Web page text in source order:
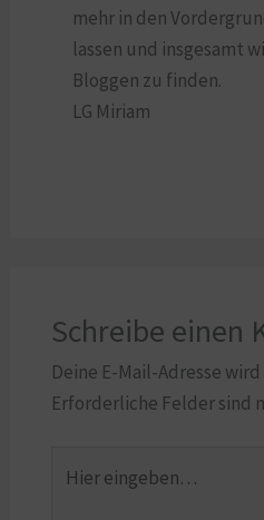
mehr in den
lassen und insgesamt
Bloggen zu finden.
LG Miriam
Schreibe einen
Deine E-Mail-Adresse
Erforderliche Felder sind
eingeben…